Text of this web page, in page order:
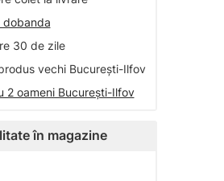
dobanda
30 de zile
vechi București-Ilfov
2 oameni București-Ilfov
în magazine